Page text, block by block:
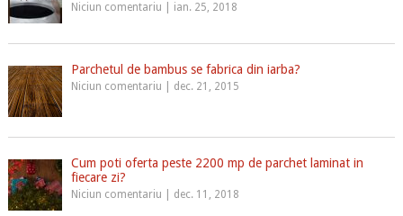
Niciun comentariu ian. 25, 2018
Parchetul de bambus se fabrica din iarba?
Niciun comentariu dec. 21, 2015
Cum poti oferta peste 2200 mp de parchet laminat in
fiecare zi?
Niciun comentariu dec. 11, 2018